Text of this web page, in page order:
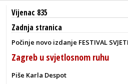
Vijenac 835
Zadnja stranica
Počinje novo izdanje FESTIVAL
Zagreb u svjetlosnom ruhu
Piše Karla Despot